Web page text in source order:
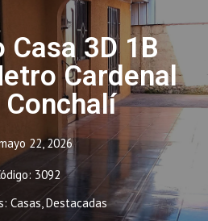
Casa 3D 1B
Cardenal
Conchalí
22, 2026
3092
Casas Destacadas